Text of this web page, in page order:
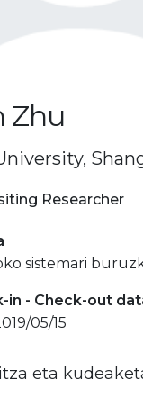
Zhu
Researcher
sistemari
in - Check-out
05/15
eta